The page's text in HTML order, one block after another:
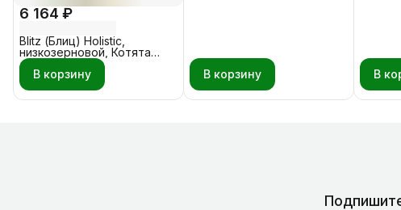
6 164 ₽
Blitz (Блиц) Holistic,
низкозерновой, Котята
Индейка - Рыба 5 кг
В корзину В корзину В